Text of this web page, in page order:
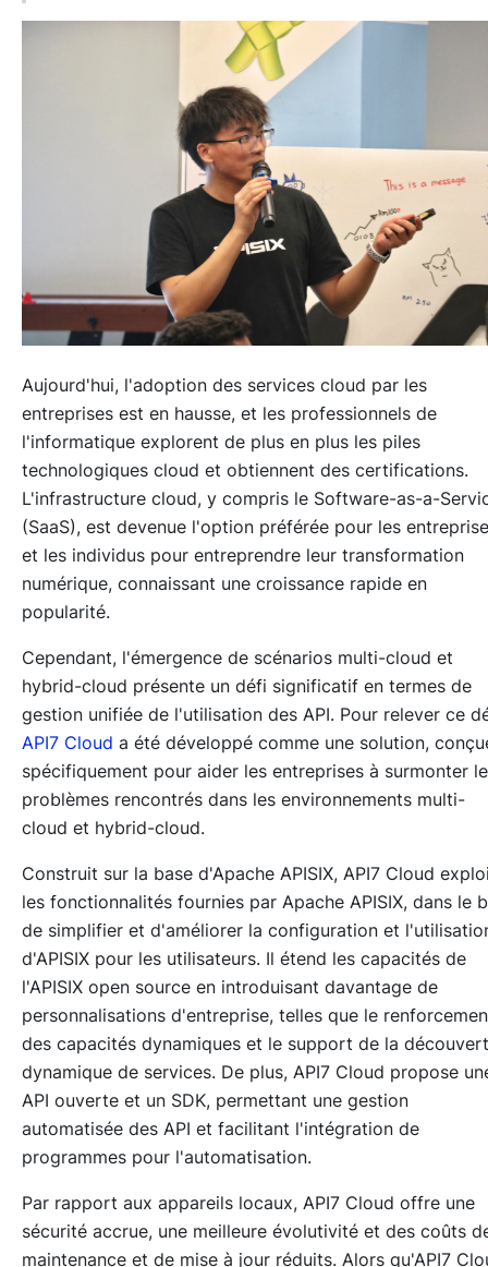
Aujourd'hui, l'adoption des services cloud par les
entreprises est en hausse, et les professionnels de
l'informatique explorent de plus en plus les piles
technologiques cloud et obtiennent des certifications.
L'infrastructure cloud, y compris le Software-as-a-
(SaaS), est devenue l'option préférée pour les
et les individus pour entreprendre leur transformation
numérique, connaissant une croissance rapide en
popularité.
Cependant, l'émergence de scénarios multi-cloud et
hybrid-cloud présente un défi significatif en termes de
gestion unifiée de l'utilisation des API. Pour relever ce
API7 Cloud a été développé comme une solution,
spécifiquement pour aider les entreprises à surmonter
problèmes rencontrés dans les environnements multi-
cloud et hybrid-cloud.
Construit sur la base d'Apache APISIX, API7 Cloud
les fonctionnalités fournies par Apache APISIX, dans le
de simplifier et d'améliorer la configuration et
d'APISIX pour les utilisateurs. Il étend les capacités de
l'APISIX open source en introduisant davantage de
personnalisations d'entreprise, telles que le
des capacités dynamiques et le support de la
dynamique de services. De plus, API7 Cloud propose
API ouverte et un SDK, permettant une gestion
automatisée des API et facilitant l'intégration de
programmes pour l'automatisation.
Par rapport aux appareils locaux, API7 Cloud offre une
sécurité accrue, une meilleure évolutivité et des coûts
maintenance et de mise à jour réduits. Alors qu'API7